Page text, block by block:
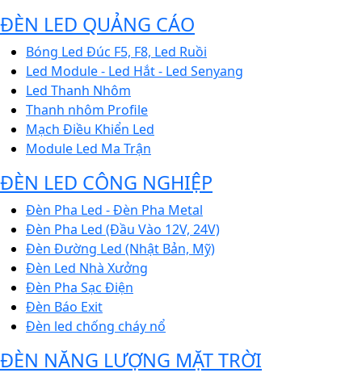
ĐÈN LED QUẢNG CÁO
Bóng Led Đúc F5, F8, Led Ruồi
Led Module - Led Hắt - Led Senyang
Led Thanh Nhôm
Thanh nhôm Profile
Mạch Điều Khiển Led
Module Led Ma Trận
ĐÈN LED CÔNG NGHIỆP
Đèn Pha Led - Đèn Pha Metal
Đèn Pha Led (Đầu Vào 12V, 24V)
Đèn Đường Led (Nhật Bản, Mỹ)
Đèn Led Nhà Xưởng
Đèn Pha Sạc Điện
Đèn Báo Exit
Đèn led chống cháy nổ
ĐÈN NĂNG LƯỢNG MẶT TRỜI